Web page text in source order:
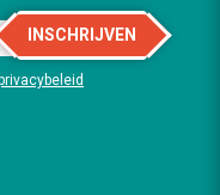
INSCHRIJVEN